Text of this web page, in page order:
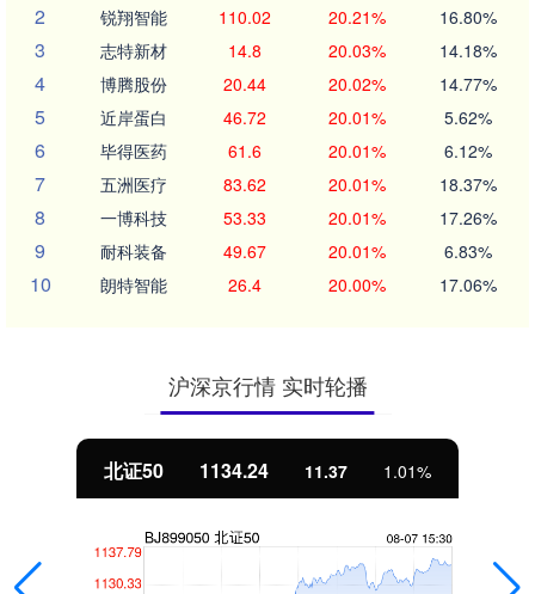
2 锐翔智能 110.02 20.21% 16.80%
3 志特新材 14.8 20.03% 14.18%
4 博腾股份 20.44 20.02% 14.77%
5 近岸蛋白 46.72 20.01% 5.62%
6 毕得医药 61.6 20.01% 6.12%
7 五洲医疗 83.62 20.01% 18.37%
8 一博科技 53.33 20.01% 17.26%
9 耐科装备 49.67 20.01% 6.83%
10 朗特智能 26.4 20.00% 17.06%
沪深京行情 实时轮播
北证50 1134.24 11.37 1.01%